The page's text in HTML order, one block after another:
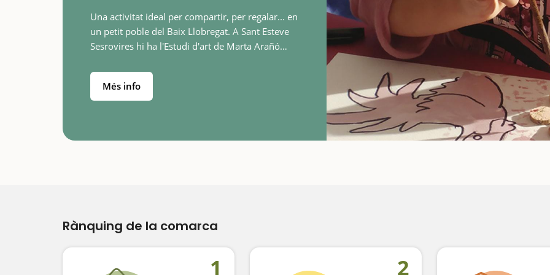
Una activitat ideal per compartir, per regalar... en
un petit poble del Baix Llobregat. A Sant Esteve
Sesrovires hi ha l'Estudi d'art de Marta Arañó
i gaudir d’una…
Més info
Rànquing de la comarca
1 2